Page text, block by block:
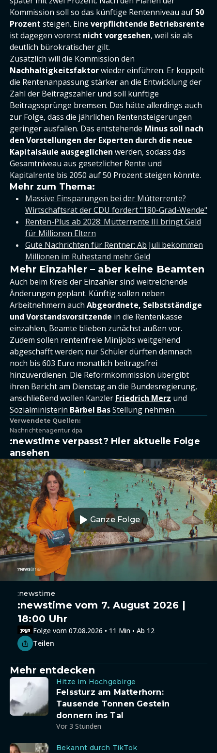
Kommission soll so das künftige Rentenniveau auf 50
Prozent steigen. Eine verpflichtende Betriebsrente
ist dagegen vorerst nicht vorgesehen, weil sie als
deutlich bürokratischer gilt.
Zusätzlich will die Kommission den
Nachhaltigkeitsfaktorwieder einführen. Er koppelt
die Rentenanpassung stärker an die Entwicklung der
Zahl der Beitragszahler und soll künftige
Beitragssprünge bremsen. Das hätte allerdings auch
zur Folge, dass die jährlichen Rentensteigerungen
geringer ausfallen. Das entstehende Minus soll nach
den Vorstellungen der Experten durch die neue
Kapitalsäule ausgeglichen werden, sodass das
Gesamtniveau aus gesetzlicher Rente und
Kapitalrente bis 2050 auf 50 Prozent steigen könnte.
Mehr zum Thema:
Massive Einsparungen bei der Mütterrente?
Wirtschaftsrat der CDU fordert "180-Grad-Wende"
Renten-Plus ab 2028: Mütterrente III bringt Geld
für Millionen Eltern
Gute Nachrichten für Rentner: Ab Juli bekommen
Millionen im Ruhestand mehr Geld
Mehr Einzahler – aber keine Beamten
Auch beim Kreis der Einzahler sind weitreichende
Änderungen geplant. Künftig sollen neben
Arbeitnehmern auch Abgeordnete, Selbstständige
und Vorstandsvorsitzende in die Rentenkasse
einzahlen, Beamte blieben zunächst außen vor.
Zudem sollen rentenfreie Minijobs weitgehend
abgeschafft werden; nur Schüler dürften demnach
noch bis 603 Euro monatlich beitragsfrei
hinzuverdienen. Die Reformkommission übergibt
ihren Bericht am Dienstag an die Bundesregierung,
anschließend wollen Kanzler Friedrich Merz und
Sozialministerin Bärbel BasStellung nehmen.
Verwendete Quellen:
Nachrichtenagentur dpa
:newstime verpasst? Hier aktuelle Folge
ansehen
Ganze Folge
:newstime
:newstime vom 7. August 2026 |
18:00 Uhr
Folge vom 07.08.2026 • 11 Min • Ab 12
Teilen
Mehr entdecken
Hitze im Hochgebirge
Felssturz am Matterhorn:
Tausende Tonnen Gestein
donnern ins Tal
Vor 3 Stunden
Bekannt durch TikTok